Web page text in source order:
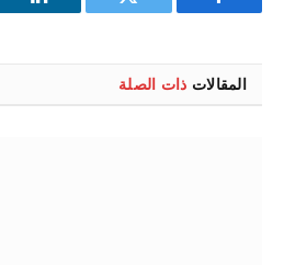
فيسبوك تويتر
المقالات ذات الصلة